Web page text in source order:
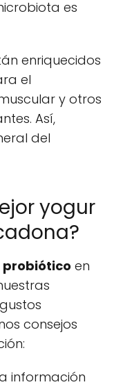
es
enriquecidos
el
y otros
Así,
del
yogur
probiótico en
consejos
información